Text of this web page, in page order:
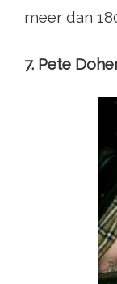
meer dan
7. Pete